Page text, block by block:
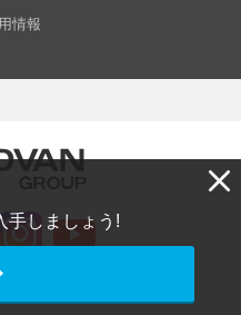
手しましょう!
情報